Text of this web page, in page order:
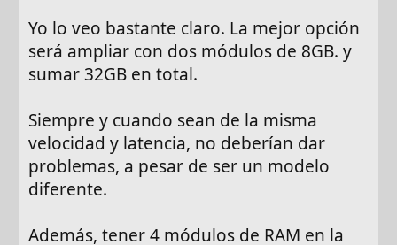
Yo lo veo bastante claro. La mejor opción
será ampliar con dos módulos de 8GB. y
sumar 32GB en total.
Siempre y cuando sean de la misma
velocidad y latencia, no deberían dar
problemas, a pesar de ser un modelo
diferente.
Además, tener 4 módulos de RAM en la